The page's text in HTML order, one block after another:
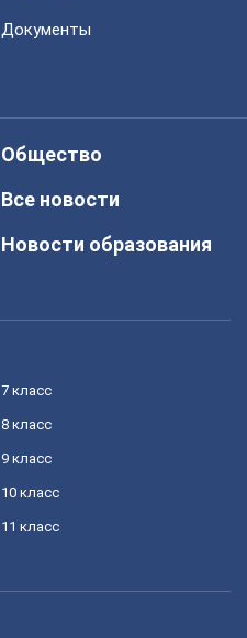
Документы
Общество
Все новости
Новости образования
7 класс
8 класс
9 класс
10 класс
11 класс